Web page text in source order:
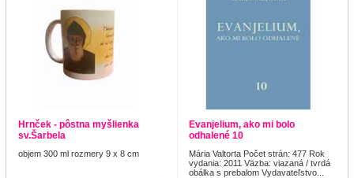
Hrnček - pôstna myšlienka
sv.Šarbela
objem 300 ml rozmery 9 x 8 cm
Evanjelium, ako mi bolo
odhalené 10
Mária Valtorta Počet strán: 477 Rok
vydania: 2011 Väzba: viazaná / tvrdá
obálka s prebalom Vydavateľstvo...